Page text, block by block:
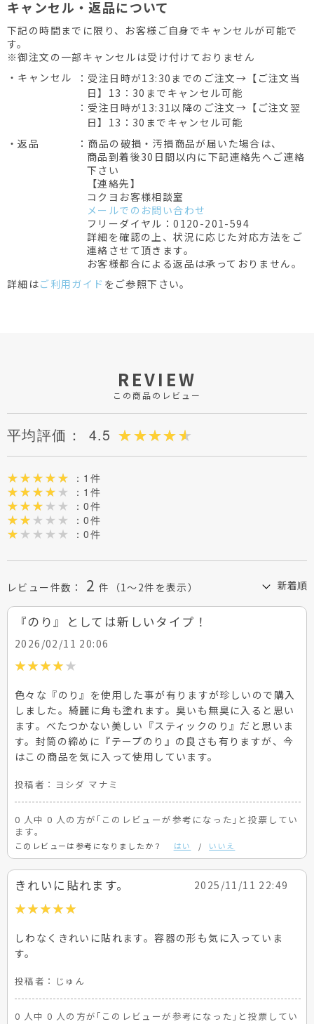
キャンセル・返品について
下記の時間までに限り、お客様ご自身でキャンセルが可能で
す。
※御注文の一部キャンセルは受け付けておりません
・キャンセル
：受注日時が13:30までのご注文→【ご注文当
日】13：30までキャンセル可能
：受注日時が13:31以降のご注文→【ご注文翌
日】13：30までキャンセル可能
・返品
：商品の破損・汚損商品が届いた場合は、
商品到着後30日間以内に下記連絡先へご連絡
下さい
【連絡先】
コクヨお客様相談室
メールでのお問い合わせ
フリーダイヤル：0120-201-594
詳細を確認の上、状況に応じた対応方法をご
連絡させて頂きます。
お客様都合による返品は承っておりません。
詳細はご利用ガイド をご参照下さい。
REVIEW
この商品のレビュー
平均評価： 4.5
：1件
：1件
：0件
：0件
：0件
レビュー件数： 2 件 （1～2件を表示）
『のり』としては新しいタイプ！
2026/02/11 20:06
色々な『のり』を使用した事が有りますが珍しいので購入
しました。綺麗に角も塗れます。臭いも無臭に入ると思い
ます。べたつかない美しい『スティックのり』だと思いま
す。封筒の締めに『テープのり』の良さも有りますが、今
はこの商品を気に入って使用しています。
投稿者： ヨシダ マナミ
0 人中 0 人の方が｢このレビューが参考になった｣と投票してい
ます。
このレビューは参考になりましたか？ はい / いいえ
きれいに貼れます。 2025/11/11 22:49
しわなくきれいに貼れます。容器の形も気に入っていま
す。
投稿者： じゅん
0 人中 0 人の方が｢このレビューが参考になった｣と投票してい